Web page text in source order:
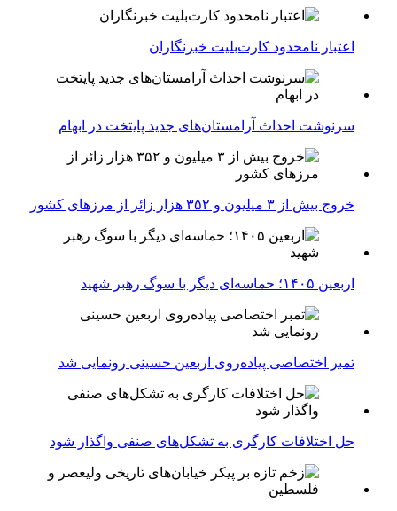
اعتبار نامحدود کارت‌بلیت خبرنگاران
سرنوشت احداث آرامستان‌های جدید پایتخت در ابهام
خروج بیش از ۳ میلیون و ۳۵۲ هزار زائر از مرزهای کشور
اربعین ۱۴۰۵؛ حماسه‌ای دیگر با سوگ رهبر شهید
تمبر اختصاصی پیاده‌روی اربعین حسینی رونمایی شد
حل اختلافات کارگری به تشکل‌های صنفی واگذار شود